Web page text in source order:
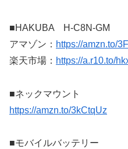
■HAKUBA H-C8N-GM
アマゾン： https://amzn.to/
楽天市場： https://a.r10.to/
■ネックマウント
https://amzn.to/3kCtqUz
■モバイルバッテリー